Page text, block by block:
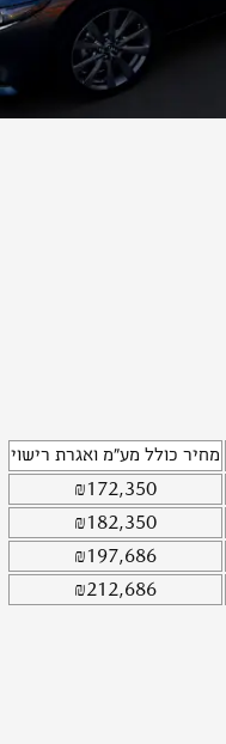
מחיר כולל מע"מ ואגרת רישוי
₪172,350
₪182,350
₪197,686
₪212,686